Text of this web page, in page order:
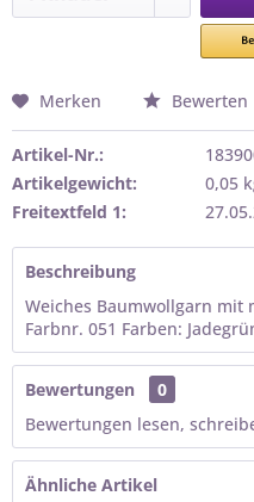
Merken Bewerten
Artikel-Nr.:
Artikelgewicht:
0,05
Freitextfeld 1:
Beschreibung
Weiches Baumwollgarn
Farbnr. 051 Farben:
Bewertungen
0
Bewertungen lesen,
Ähnliche Artikel